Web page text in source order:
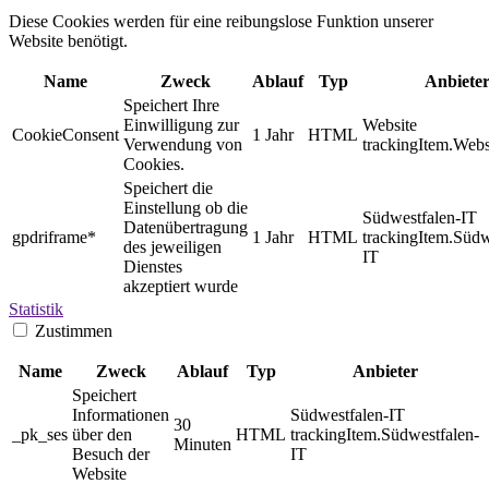
Diese Cookies werden für eine reibungslose Funktion unserer
Website benötigt.
Name Zweck Ablauf Typ Anbieter
CookieConsent
Speichert Ihre
Einwilligung zur
Verwendung von
Cookies.
1 Jahr HTML
Website
gpdriframe*
Speichert die
Einstellung ob die
Datenübertragung
des jeweiligen
Dienstes
akzeptiert wurde
1 Jahr HTML
Südwestfalen-IT
IT
Statistik
Zustimmen
Name Zweck Ablauf Typ Anbieter
_pk_ses
Speichert
Informationen
über den
Besuch der
Website
30
Minuten
HTML
Südwestfalen-IT
trackingItem.Südwestfalen-
IT